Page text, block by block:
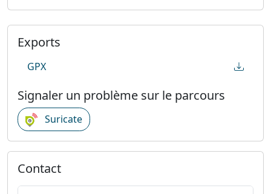
Exports
GPX
Signaler un problème sur le parcours
Suricate
Contact